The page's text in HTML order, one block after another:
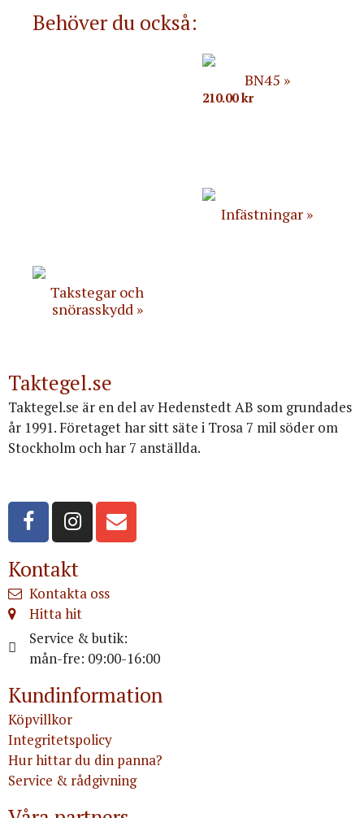
Behöver du också:
BN45
210.00kr
Infästningar
Takstegar och
snörasskydd
Taktegel.se
Taktegel.se är en del av Hedenstedt AB som grundades
år 1991. Företaget har sitt säte i Trosa 7 mil söder om
Stockholm och har 7 anställda.
Kontakt
Kontakta oss
Hitta hit
Service & butik:
mån-fre: 09:00-16:00
Kundinformation
Köpvillkor
Integritetspolicy
Hur hittar du din panna?
Service & rådgivning